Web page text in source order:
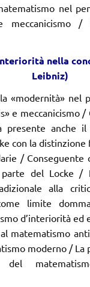
nel
meccanicismo /
riorità nella
Leibniz)
«modernità» nel
e meccanici­smo
presente anche
con la
/ Conseguente
del Locke /
alla
limite
d’interiorità ed
matema­tismo
moderno / La
del